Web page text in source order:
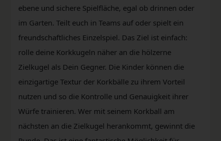
ebene und sichere Spielfläche, egal ob drinnen oder
im Garten. Teilt euch in Teams auf oder spielt ein
freundschaftliches Einzelspiel. Das Ziel ist einfach:
rolle deine Korkkugeln näher an die hölzerne
Zielkugel als Dein Gegner. Die Kinder können die
einzigartige Textur der Korkbälle zu ihrem Vorteil
nutzen und so die Kontrolle und Genauigkeit ihrer
Würfe trainieren. Wer mit seinem Korkball am
nächsten an die Zielkugel herankommt, gewinnt die